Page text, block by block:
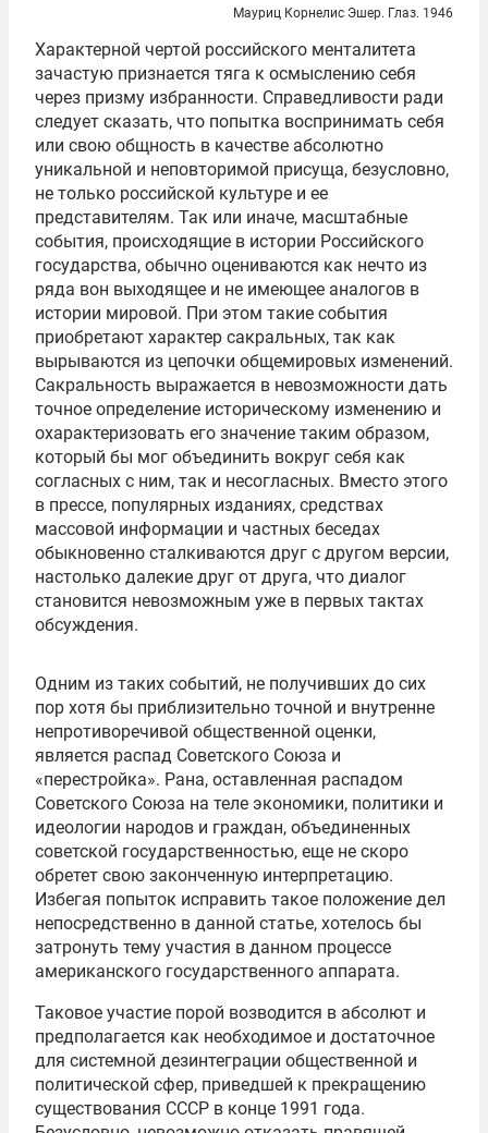
Мауриц Корнелис Эшер. Глаз. 1946
Характерной чертой российского менталитета
зачастую признается тяга к осмыслению себя
через призму избранности. Справедливости ради
следует сказать, что попытка воспринимать себя
или свою общность в качестве абсолютно
уникальной и неповторимой присуща, безусловно,
не только российской культуре и ее
представителям. Так или иначе, масштабные
события, происходящие в истории Российского
государства, обычно оцениваются как нечто из
ряда вон выходящее и не имеющее аналогов в
истории мировой. При этом такие события
приобретают характер сакральных, так как
вырываются из цепочки общемировых изменений.
Сакральность выражается в невозможности дать
точное определение историческому изменению и
охарактеризовать его значение таким образом,
который бы мог объединить вокруг себя как
согласных с ним, так и несогласных. Вместо этого
в прессе, популярных изданиях, средствах
массовой информации и частных беседах
обыкновенно сталкиваются друг с другом версии,
настолько далекие друг от друга, что диалог
становится невозможным уже в первых тактах
обсуждения.
Одним из таких событий, не получивших до сих
пор хотя бы приблизительно точной и внутренне
непротиворечивой общественной оценки,
является распад Советского Союза и
«перестройка». Рана, оставленная распадом
Советского Союза на теле экономики, политики и
идеологии народов и граждан, объединенных
советской государственностью, еще не скоро
обретет свою законченную интерпретацию.
Избегая попыток исправить такое положение дел
непосредственно в данной статье, хотелось бы
затронуть тему участия в данном процессе
американского государственного аппарата.
Таковое участие порой возводится в абсолют и
предполагается как необходимое и достаточное
для системной дезинтеграции общественной и
политической сфер, приведшей к прекращению
существования СССР в конце 1991 года.